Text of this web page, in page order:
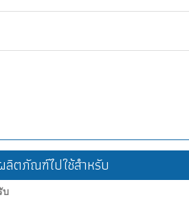
ลิตภัณฑ์ไปใช้สำหรับ
บ